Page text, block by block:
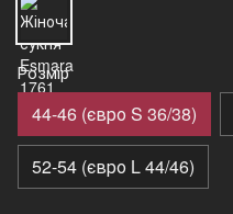
Розмір
44-46 (євро S 36/38)
52-54 (євро L 44/46)